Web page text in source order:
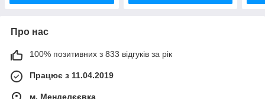
Про нас
100% позитивних з 833 відгуків за рік
Працює з 11.04.2019
м. Менделєєвка